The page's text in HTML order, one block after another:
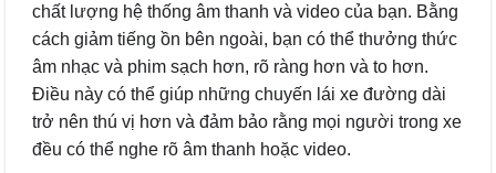
chất lượng hệ thống âm thanh và video của bạn. Bằng
cách giảm tiếng ồn bên ngoài, bạn có thể thưởng thức
âm nhạc và phim sạch hơn, rõ ràng hơn và to hơn.
Điều này có thể giúp những chuyến lái xe đường dài
trở nên thú vị hơn và đảm bảo rằng mọi người trong xe
đều có thể nghe rõ âm thanh hoặc video.